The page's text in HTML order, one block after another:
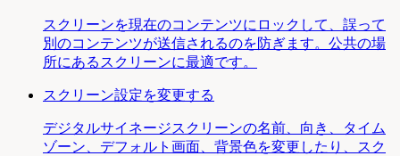
スクリーンを現在のコンテンツにロックして、誤って
別のコンテンツが送信されるのを防ぎます。公共の場
所にあるスクリーンに最適です。
スクリーン設定を変更する
デジタルサイネージスクリーンの名前、向き、タイム
ゾーン、デフォルト画面、背景色を変更したり、スク